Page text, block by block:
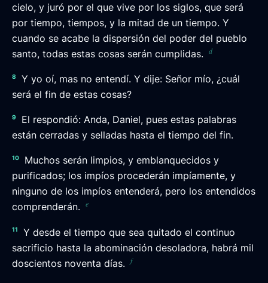
cielo, y juró por el que vive por los siglos, que será
por tiempo, tiempos, y la mitad de un tiempo. Y
cuando se acabe la dispersión del poder del pueblo
santo, todas estas cosas serán cumplidas. d
8
Y yo oí, mas no entendí. Y dije: Señor mío, ¿cuál
será el fin de estas cosas?
9
El respondió: Anda, Daniel, pues estas palabras
están cerradas y selladas hasta el tiempo del fin.
10
Muchos serán limpios, y emblanquecidos y
purificados; los impíos procederán impíamente, y
ninguno de los impíos entenderá, pero los entendidos
comprenderán. e
11
Y desde el tiempo que sea quitado el continuo
sacrificio hasta la abominación desoladora, habrá mil
doscientos noventa días.
f